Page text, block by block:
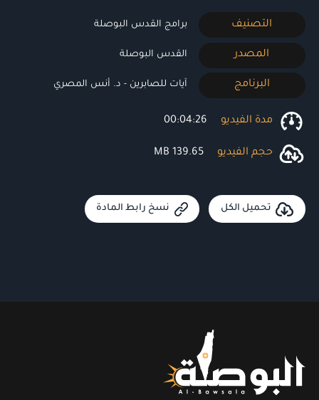
التصنيف برامج القدس البوصلة
المصدر القدس البوصلة
البرنامج آيات للصابرين - د. أنس المصري
مدة الفيديو 00:04:26
حجم الفيديو 139.65 MB
تحميل الكل نسخ رابط المادة